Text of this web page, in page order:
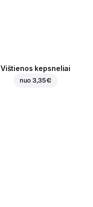
Vištienos kepsneliai
nuo3,35 €